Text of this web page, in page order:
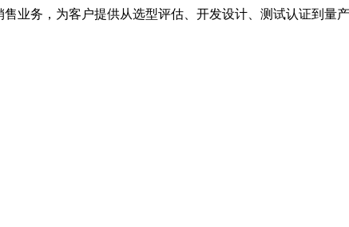
业务，为客户提供从选型评估、开发设计、测试认证到量